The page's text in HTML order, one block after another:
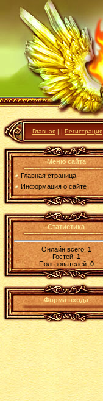
Главная | | Регистрация
Меню сайта
Главная страница
Информация о сайте
Статистика
Онлайн всего:1
Гостей:1
Пользователей: 0
Форма входа